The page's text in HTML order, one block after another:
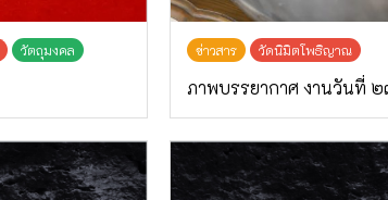
วัตถุมงคล ข่าวสาร วัดนิมิตโพธิญาณ
ภาพบรรยากาศ งานวันที่